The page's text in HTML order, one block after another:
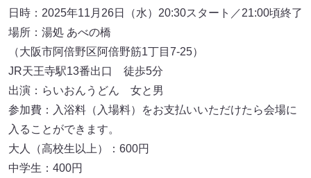
日時：2025年11月26日（水）20:30スタート／21:00頃終了
場所：湯処 あべの橋
（大阪市阿倍野区阿倍野筋1丁目7-25）
JR天王寺駅13番出口 徒歩5分
出演：らいおんうどん 女と男
参加費：入浴料（入場料）をお支払いいただけたら会場に
入ることができます。
大人（高校生以上）：600円
中学生：400円